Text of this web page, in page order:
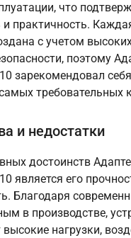
что
и практичность.
с учетом
поэтому
зарекомендовал
требовательных
и недостатки
достоинств
является его
Благодаря
в производстве,
нагрузки,